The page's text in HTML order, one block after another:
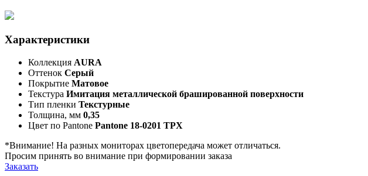
Характеристики
Коллекция AURA
Оттенок Серый
Покрытие Матовое
Текстура Имитация металлической брашированной поверхности
Тип пленки Текстурные
Толщина, мм 0,35
Цвет по Pantone Pantone 18-0201 TPX
*Внимание! На разных мониторах цветопередача может отличаться.
Просим принять во внимание при формировании заказа
Заказать